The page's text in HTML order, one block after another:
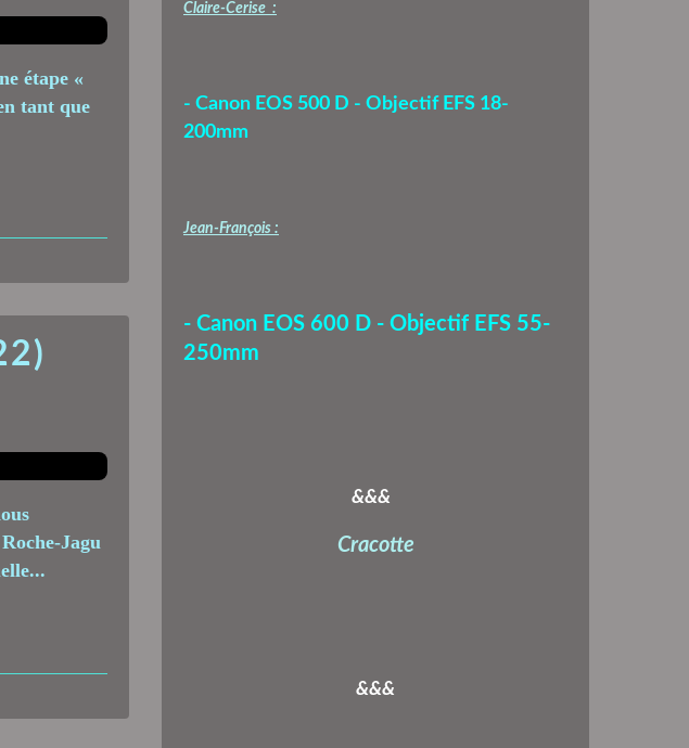
étape «
tant que
Jagu
Claire-Cerise :
- Canon EOS 500 D - Objectif EFS 18-
200mm
Jean-François :
- Canon EOS 600 D - Objectif EFS 55-
250mm
&&&
Cracotte
&&&